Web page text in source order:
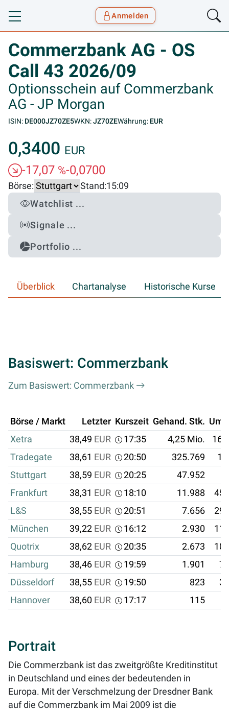
Toggle navigation
Anmelden
Commerzbank AG - OS
Call 43 2026/09
Optionsschein auf Commerzbank
AG - JP Morgan
ISIN: DE000JZ70ZE5WKN:JZ70ZEWährung: EUR
0,3400 EUR
-17,07 %-0,0700
Börse: Stand:15:09
Watchlist ...
Signale ...
Portfolio ...
Überblick Chartanalyse Historische Kurse
Basiswert: Commerzbank
Zum Basiswert: Commerzbank
Börse / Markt Letzter Kurszeit Gehand. Stk.
Xetra
38,49 EUR 17:35 4,25 Mio.
Tradegate
38,61 EUR 20:50 325.769
Stuttgart
38,59 EUR 20:25 47.952
Frankfurt
38,31 EUR 18:10 11.988
L&S
38,55 EUR 20:51 7.656
München
39,22 EUR 16:12 2.930
Quotrix
38,62 EUR 20:35 2.673
Hamburg
38,46 EUR 19:59 1.901
Düsseldorf
38,55 EUR 19:50 823
Hannover
38,60 EUR 17:17 115
Portrait
Die Commerzbank ist das zweitgrößte Kreditinstitut
in Deutschland und eines der bedeutenden in
Europa. Mit der Verschmelzung der Dresdner Bank
auf die Commerzbank im Mai 2009 ist die